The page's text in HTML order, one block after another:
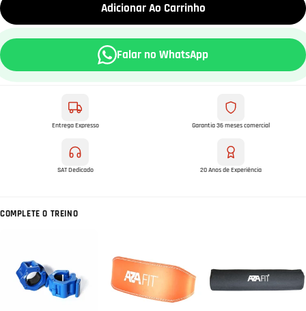
Adicionar Ao Carrinho
Falar no WhatsApp
Entrega Expresso Garantia 36 meses comercial
SAT Dedicado 20 Anos de Experiência
COMPLETE O TREINO